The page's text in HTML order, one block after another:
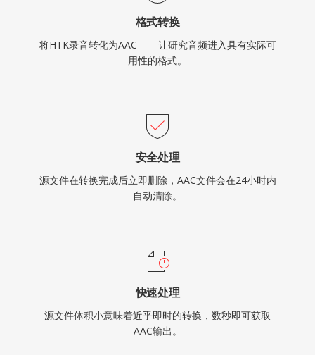
格式转换
将HTK录音转化为AAC——让研究音频进入具有实际可
用性的格式。
安全处理
源文件在转换完成后立即删除，AAC文件会在24小时内
自动清除。
快速处理
源文件体积小意味着近乎即时的转换，数秒即可获取
AAC输出。